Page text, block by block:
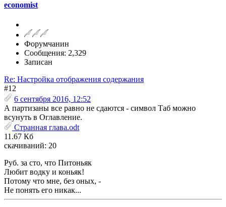
economist
Форумчанин
Сообщения: 2,329
Записан
Re: Настройка отображения содержания
#12
6 сентября 2016, 12:52
А партизаны все равно не сдаются - символ Таб можно
всунуть в Оглавление.
Странная глава.odt
11.67 Кб
скачиваний: 20
Руб. за сто, что Питоньяк
Любит водку и коньяк!
Потому что мне, без оных, -
Не понять его никак...